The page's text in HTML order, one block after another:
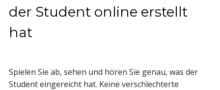
der Student online erstellt
hat
Spielen Sie ab, sehen und hören Sie genau, was der
Student eingereicht hat. Keine verschlechterte